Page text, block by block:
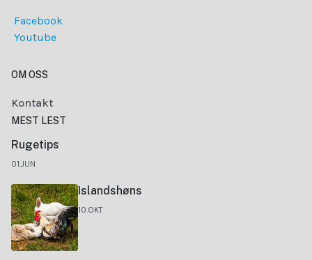
Facebook
Youtube
OM OSS
Kontakt
MEST LEST
Rugetips
01.JUN
Islandshøns
10.OKT